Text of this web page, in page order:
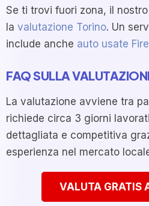
Se ti trovi fuori zona, il
la valutazione Torino. Un
include anche auto usate
FAQ SULLA
La valutazione avviene tra
richiede circa 3 giorni
dettagliata e competitiva
esperienza nel mercato
VALUTA GRATIS